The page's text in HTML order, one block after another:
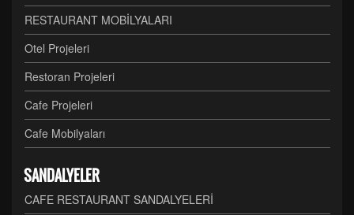
RESTAURANT MOBİLYALARI
Otel Projeleri
Restoran Projeleri
Cafe Projeleri
Cafe Mobilyaları
SANDALYELER
CAFE RESTAURANT SANDALYELERİ